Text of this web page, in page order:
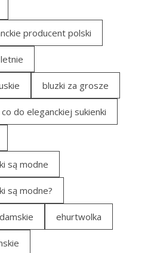
producent polski
bluzki za grosze
co do eleganckiej sukienki
są modne
są modne?
ehurtwolka